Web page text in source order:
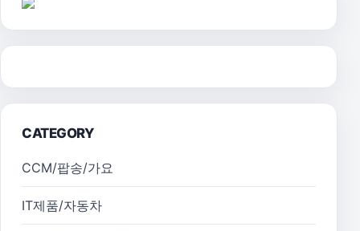
CATEGORY
CCM/팝송/가요
IT제품/자동차